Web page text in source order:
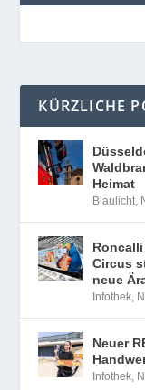
KÜRZLICHE
Heimat
Blaulicht,
Circus
neue
Infothek,
Neuer
Infothek,